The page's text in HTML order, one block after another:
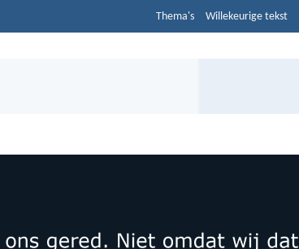
Thema's Willekeurige tekst